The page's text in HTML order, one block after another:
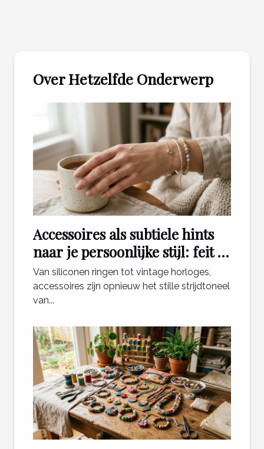
Over Hetzelfde Onderwerp
Accessoires als subtiele hints
naar je persoonlijke stijl: feit of
fabel?
Van siliconen ringen tot vintage horloges,
accessoires zijn opnieuw het stille strijdtoneel
van...